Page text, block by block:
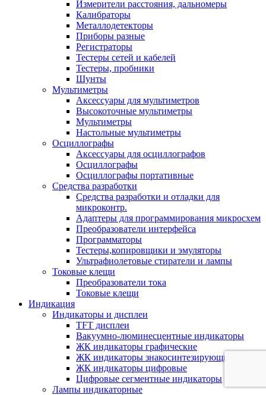
Измерители расстояния, дальномеры
Калибраторы
Металлодетекторы
Приборы разные
Регистраторы
Тестеры сетей и кабелей
Тестеры, пробники
Шунты
Мультиметры
Аксессуары для мультиметров
Высокоточные мультиметры
Мультиметры
Настольные мультиметры
Осциллографы
Аксессуары для осциллографов
Осциллографы
Осциллографы портативные
Средства разработки
Cредства разработки и отладки для
микроконтр.
Адаптеры для программирования микросхем
Преобразователи интерфейса
Программаторы
Тестеры,копировщики и эмуляторы
Ультрафиолетовые стиратели и лампы
Токовые клещи
Преобразователи тока
Токовые клещи
Индикация
Индикаторы и дисплеи
TFT дисплеи
Вакуумно-люминесцентные индикаторы
ЖК индикаторы графические
ЖК индикаторы знакосинтезирующие
ЖК индикаторы цифровые
Цифровые сегментные индикаторы
Лампы индикаторные